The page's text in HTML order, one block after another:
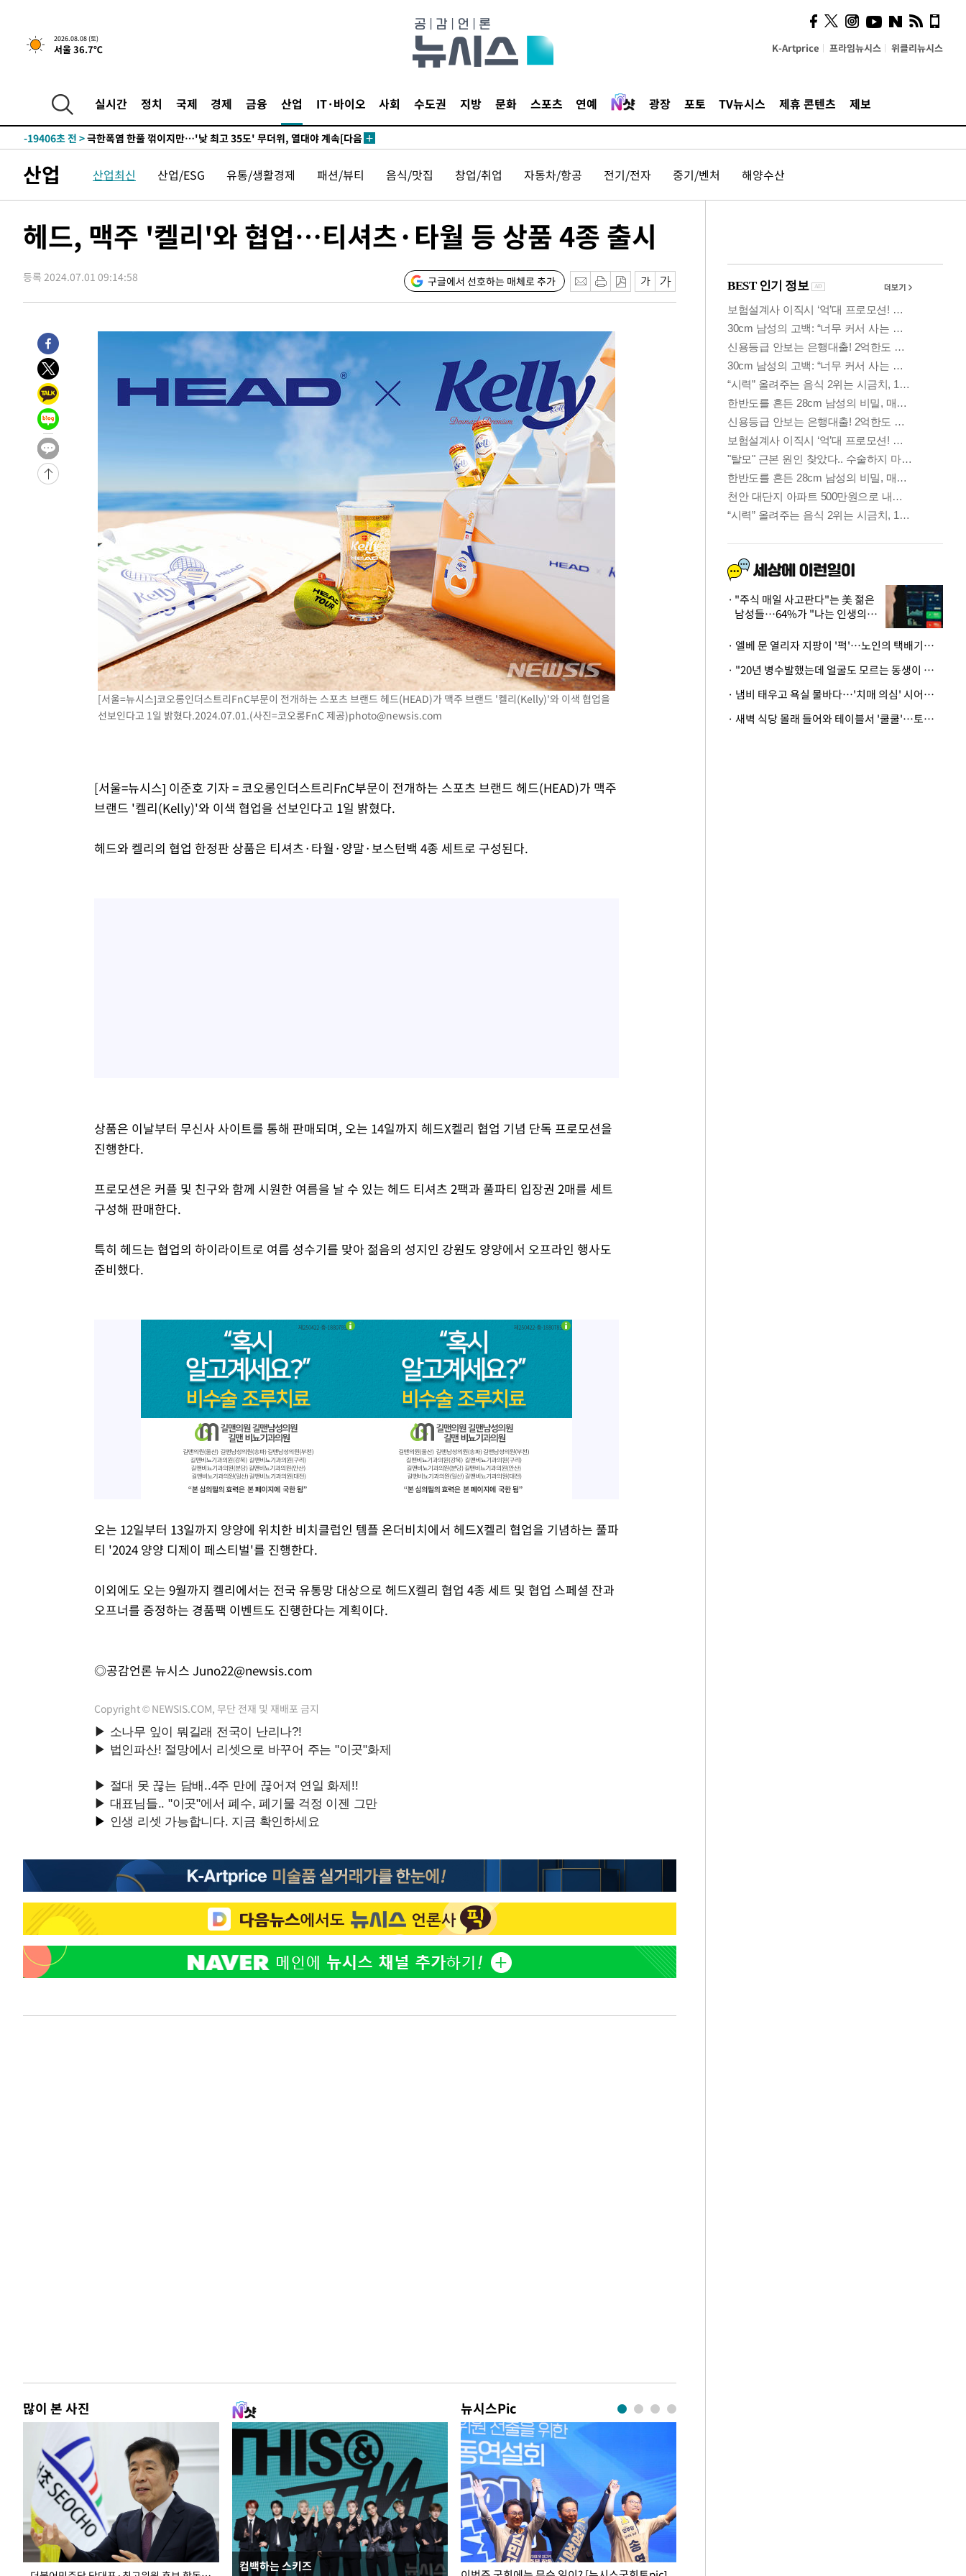
2026.08.08 (토)
서울 36.7℃ K-Artprice 프라임뉴시스 위클리뉴시스
실시간 정치 국제 경제 금융 산업 IT·바이오 사회 수도권 지방 문화 스포츠 연예 광장 포토 TV뉴시스 제휴 콘텐츠 제보
-28559초 전 >백운산서 80년근 천종산삼 9뿌리 발견…감정가 1.3억원
-26269초 전 >
-23179초 전 >
여수 오동도 해상서 모터보트 전복…1명 사망·1명 실종
-19406초 전 >
극한폭염 한풀 꺾이지만…'낮 최고 35도' 무더위, 열대야 계속[다음
주 날씨]
-16424초 전 >축구협회 "압수수색·성접대 논란 사과…쇄신의 기회로 삼겠다"
송"
-3562초 전 >
'최고 37도' 폭염 지속…강원동해안 최대 150㎜ 비
55분 전 >[속보]뉴욕증시 상승 마감…S&P 0.6% 나스닥 1.3%↑
-26269초 전 >
선재도서 해루질 나섰다 실종 60대, 닷새 만에 숨진 채 발견
-23179초 전 >여수 오동도 해상서 모터보트 전복…1명 사망·1명 실종
-19406초 전 >극한폭염 한풀 꺾이지만…'낮 최고 35도' 무더위, 열대야 계속[다음
-14941초 전 >
[속보]'압수수색·성접대 논란' 축구협회 "실망과 걱정 안겨드려 죄
-3562초 전 > '최고 37도' 폭염 지속…강원동해안 최대 150㎜ 비
55분 전 > [속보]뉴욕증시 상승 마감…S&P 0.6% 나스닥 1.3%↑
산업 산업최신 산업/ESG 유통/생활경제 패션/뷰티 음식/맛집 창업/취업 자동차/항공 전기/전자 중기/벤처 해양수산
헤드, 맥주 '켈리'와 협업…티셔츠·타월 등 상품 4종 출시
등록 2024.07.01 09:14:58 구글에서 선호하는 매체로 추가
[서울=뉴시스]코오롱인더스트리FnC부문이 전개하는 스포츠 브랜드 헤드(HEAD)가 맥주 브랜드 '켈리(Kelly)'와 이색 협업을
선보인다고 1일 밝혔다.2024.07.01.(사진=코오롱FnC 제공)photo@newsis.com
[서울=뉴시스] 이준호 기자 = 코오롱인더스트리FnC부문이 전개하는 스포츠 브랜드 헤드(HEAD)가 맥주
브랜드 '켈리(Kelly)'와 이색 협업을 선보인다고 1일 밝혔다.
헤드와 켈리의 협업 한정판 상품은 티셔츠·타월·양말·보스턴백 4종 세트로 구성된다.
상품은 이날부터 무신사 사이트를 통해 판매되며, 오는 14일까지 헤드X켈리 협업 기념 단독 프로모션을
진행한다.
프로모션은 커플 및 친구와 함께 시원한 여름을 날 수 있는 헤드 티셔츠 2팩과 풀파티 입장권 2매를 세트
구성해 판매한다.
특히 헤드는 협업의 하이라이트로 여름 성수기를 맞아 젊음의 성지인 강원도 양양에서 오프라인 행사도
준비했다.
오는 12일부터 13일까지 양양에 위치한 비치클럽인 템플 온더비치에서 헤드X켈리 협업을 기념하는 풀파
티 '2024 양양 디제이 페스티벌'를 진행한다.
이외에도 오는 9월까지 켈리에서는 전국 유통망 대상으로 헤드X켈리 협업 4종 세트 및 협업 스페셜 잔과
오프너를 증정하는 경품팩 이벤트도 진행한다는 계획이다.
◎공감언론 뉴시스 Juno22@newsis.com
Copyright © NEWSIS.COM, 무단 전재 및 재배포 금지
많이 본 사진
컴백하는 스키즈
뉴시스Pic
사이 해답 찾았죠"…알을
깨고 나온 '초자아'
"주식 매일 사고판다"는 美 젊은
남성들…64%가 "나는 인생의
· 엘베 문 열리자 지팡이 '퍽'…노인의 택배기사 폭행 이유
· "20년 병수발했는데 얼굴도 모르는 동생이 유산 절반을"…배다른 형제 상속권 있을까
· 냄비 태우고 욕실 물바다…'치매 의심' 시어머니 검사 권유했다가 '날벼락'
· 새벽 식당 몰래 들어와 테이블서 '쿨쿨'…토사물 남기고 사라진 남성